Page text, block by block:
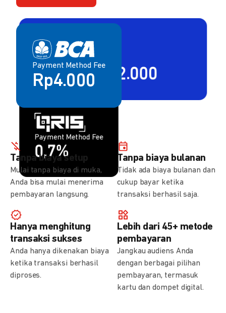
Payment Method Fee
Rp4.000
Payment Method Fee
2,80% + Rp2.000
Payment Method Fee
0,7%
Payment Method Fee
1,5%
Tanpa biaya setup
Mulai tanpa biaya di muka,
Anda bisa mulai menerima
pembayaran langsung.
Tanpa biaya bulanan
Tidak ada biaya bulanan dan
cukup bayar ketika
transaksi berhasil saja.
Hanya menghitung
transaksi sukses
Anda hanya dikenakan biaya
ketika transaksi berhasil
diproses.
Lebih dari 45+ metode
pembayaran
Jangkau audiens Anda
dengan berbagai pilihan
pembayaran, termasuk
kartu dan dompet digital.